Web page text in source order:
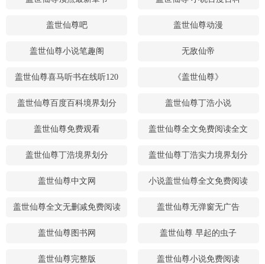
盖世仙尊吧 盖世仙尊动漫
盖世仙尊小说笔趣阁 无敌仙帝
盖世仙尊喜马听书在线听120 《盖世仙尊》
盖世仙尊百度百科境界划分 盖世仙尊丁浩小说
盖世仙尊免费观看 盖世仙尊全文免费阅读全文
盖世仙尊丁浩境界划分 盖世仙尊丁浩实力境界划分
盖世仙尊中文网 小说盖世仙尊全文免费阅读
盖世仙尊全文无删减免费阅读 盖世仙尊无弹窗无广告
盖世仙尊图书网 盖世仙尊 早起的虫子
盖世仙尊完整版 盖世仙尊小说免费阅读